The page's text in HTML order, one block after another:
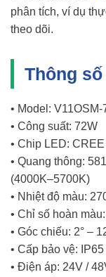
phân tích, ví dụ
theo dõi.
Thông
• Model: V11OSM-
• Công suất: 72W
• Chip LED:
• Quang thông:
(4000K–5700K)
• Nhiệt độ màu:
• Chỉ số hoàn
• Góc chiếu: 2° –
• Cấp bảo vệ: IP65
• Điện áp: 24V /